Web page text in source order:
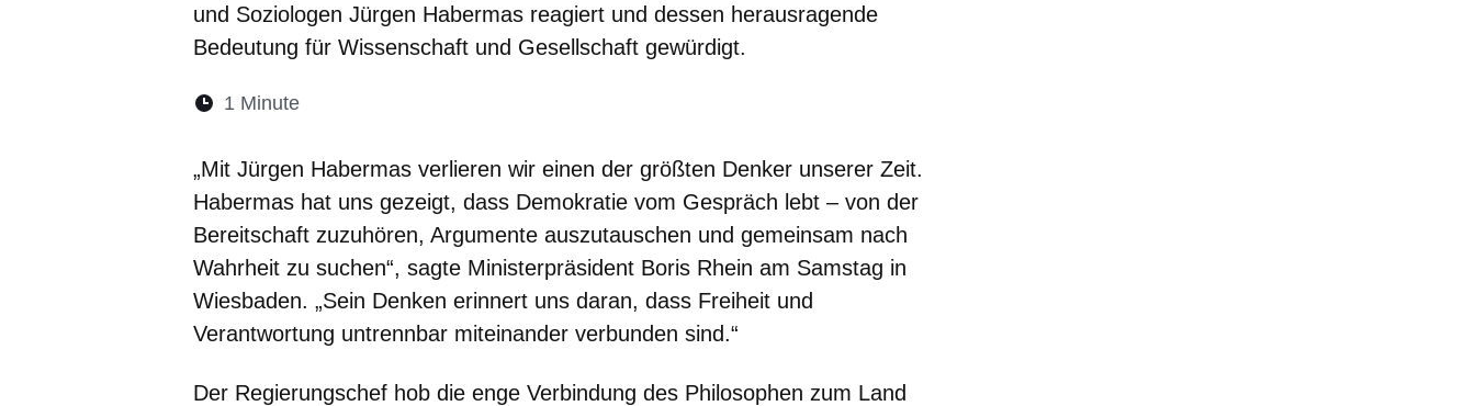
und Soziologen Jürgen Habermas reagiert und dessen herausragende
Bedeutung für Wissenschaft und Gesellschaft gewürdigt.
Lesedauer:
1 Minute
„Mit Jürgen Habermas verlieren wir einen der größten Denker unserer Zeit.
Habermas hat uns gezeigt, dass Demokratie vom Gespräch lebt – von der
Bereitschaft zuzuhören, Argumente auszutauschen und gemeinsam nach
Wahrheit zu suchen“, sagte Ministerpräsident Boris Rhein am Samstag in
Wiesbaden. „Sein Denken erinnert uns daran, dass Freiheit und
Verantwortung untrennbar miteinander verbunden sind.“
Der Regierungschef hob die enge Verbindung des Philosophen zum Land